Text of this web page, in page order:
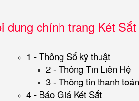
dung chính trang Két Sắt
1 - Thông Số kỹ thuật
2 - Thông Tin Liên Hệ
3 - Thông tin thanh toán
4 - Báo Giá Két Sắt